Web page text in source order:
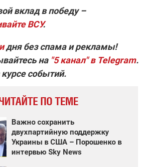
вклад в победу –
ВСУ.
дня без спама и рекламы!
на "5 канал" в Telegram.
событий.
ПО ТЕМЕ
Важно сохранить
двухпартийную поддержку
Украины в США – Порошенко в
интервью Sky News